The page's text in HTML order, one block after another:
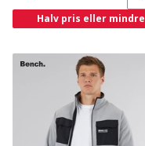
Halv pris eller mindre